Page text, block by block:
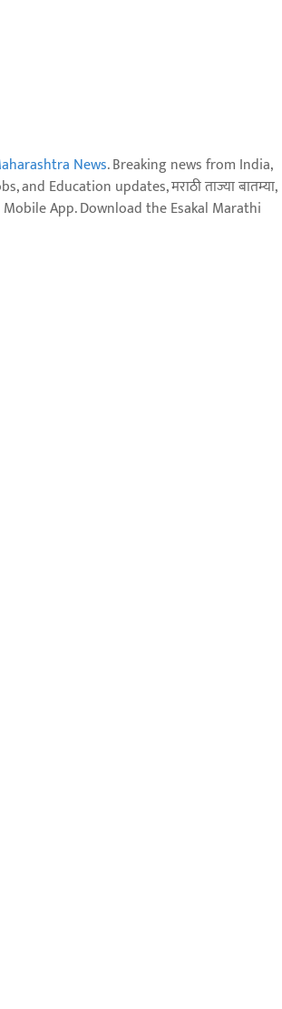
News. Breaking news from India,
Education updates, मराठी ताज्या बातम्या,
Mobile App. Download the Esakal Marathi